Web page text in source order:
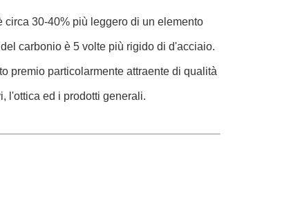
circa 30-40% più leggero di un elemento
carbonio è 5 volte più rigido di d'acciaio.
premio particolarmente attraente di qualità
l'ottica ed i prodotti generali.